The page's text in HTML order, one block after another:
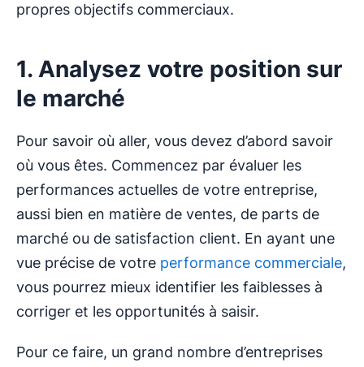
propres objectifs commerciaux.
1. Analysez votre position sur
le marché
Pour savoir où aller, vous devez d’abord savoir
où vous êtes. Commencez par évaluer les
performances actuelles de votre entreprise,
aussi bien en matière de ventes, de parts de
marché ou de satisfaction client. En ayant une
vue précise de votre performance commerciale,
vous pourrez mieux identifier les faiblesses à
corriger et les opportunités à saisir.
Pour ce faire, un grand nombre d’entreprises